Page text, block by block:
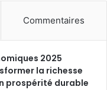
Commentaires
2025
la richesse
prospérité durable